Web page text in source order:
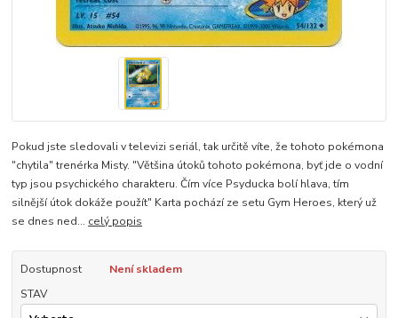
Pokud jste sledovali v televizi seriál, tak určitě víte, že tohoto pokémona
"chytila" trenérka Misty. "Většina útoků tohoto pokémona, byť jde o vodní
typ jsou psychického charakteru. Čím více Psyducka bolí hlava, tím
silnější útok dokáže použít" Karta pochází ze setu Gym Heroes, který už
se dnes ned... celý popis
Dostupnost
Není skladem
STAV